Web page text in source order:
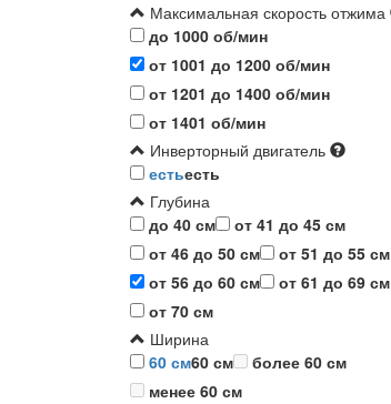
Максимальная скорость отжима
до 1000 об/мин
от 1001 до 1200 об/мин
от 1201 до 1400 об/мин
от 1401 об/мин
Инверторный двигатель
естьесть
Глубина
до 40 см
от 41 до 45 см
от 46 до 50 см
от 51 до 55 см
от 56 до 60 см
от 61 до 69 см
от 70 см
Ширина
60 см60 см
более 60 см
менее 60 см